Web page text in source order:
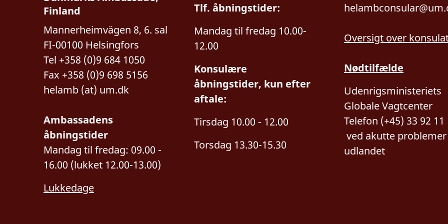
Finland
Mannerheimvägen 8, 6. sal
FI-00100 Helsingfors
Tel +358 (0)9 684 1050
Fax +358 (0)9 698 5156
helamb (at) um.dk
Ambassadens
åbningstider
Mandag til fredag: 09.00 -
16.00 (lukket 12.00-13.00)
Lukkedage
Tlf. åbningstider:
Mandag til fredag 10.00-
12.00
Konsulære
åbningstider, kun efter
aftale:
Tirsdag 10.00 - 12.00
Torsdag 13.30-15.30
Oversigt over
Nødtilfælde
Udenrigsministeriets
Globale Vagtcenter
Telefon (+45) 33 92 11
ved akutte problemer
udlandet